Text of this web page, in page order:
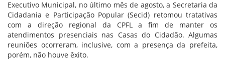
Executivo Municipal, no último mês de agosto, a Secretaria da
Cidadania e Participação Popular (Secid) retomou tratativas
com a direção regional da CPFL a fim de manter os
atendimentos presenciais nas Casas do Cidadão. Algumas
reuniões ocorreram, inclusive, com a presença da prefeita,
porém, não houve êxito.